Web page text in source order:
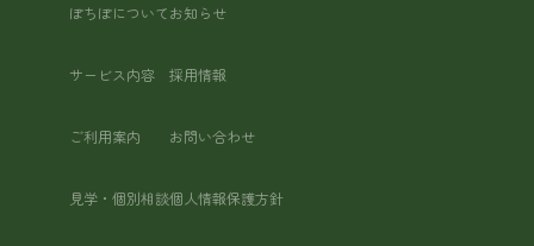
ぽちぽについて
サービス内容
ご利用案内
見学・個別相談
お知らせ
採用情報
お問い合わせ
個人情報保護方針